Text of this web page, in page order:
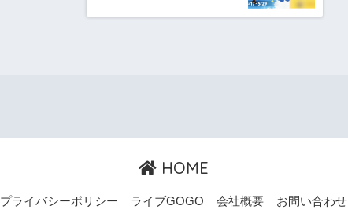
HOME
プライバシーポリシー ライブGOGO 会社概要 お問い合わせ